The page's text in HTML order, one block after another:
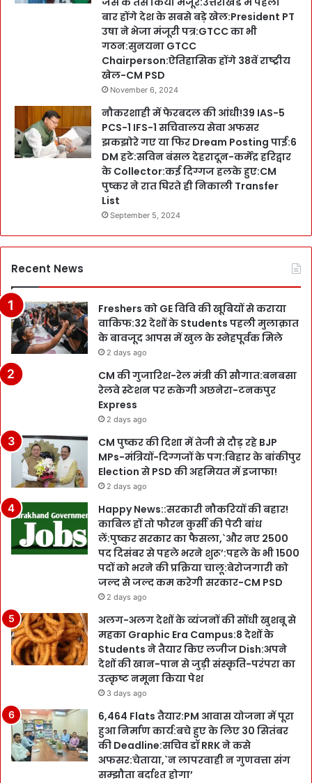
बार होंगे देश के सबसे बड़े खेल:President PT
उषा ने भेजा मंजूरी पत्र:GTCC का भी
गठन:सुनयना GTCC
Chairperson:ऐतिहासिक होंगे 38वें राष्ट्रीय
खेल-CM PSD
November 6, 2024
नौकरशाही में फेरबदल की आंधी!39 IAS-5
PCS-1 IFS-1 सचिवालय सेवा अफसर
झकझोरे गए या फिर Dream Posting पाई:6
DM हटे:सविन बंसल देहरादून-कर्मेंद्र हरिद्वार
के Collector:कई दिग्गज हलके हुए:CM
पुष्कर ने रात घिरते ही निकाली Transfer
List
September 5, 2024
Recent News
Freshers को GE विवि की खूबियों से कराया
वाकिफ:32 देशों के Students पहली मुलाक़ात
के बावजूद आपस में खुल के स्नेहपूर्वक मिले
2 days ago
CM की गुजारिश-रेल मंत्री की सौगात:बनबसा
रेलवे स्टेशन पर रुकेगी अछनेरा-टनकपुर
Express
2 days ago
CM पुष्कर की दिशा में तेजी से दौड़ रहे BJP
MPs-मंत्रियों-दिग्गजों के पग:बिहार के बांकीपुर
Election से PSD की अहमियत में इजाफा!
2 days ago
Happy News::सरकारी नौकरियों की बहार!
काबिल हों तो फौरन कुर्सी की पेटी बांध
लें:पुष्कर सरकार का फैसला,`और नए 2500
पद दिसंबर से पहले भरने शुरू’:पहले के भी 1500
पदों को भरने की प्रक्रिया चालू:बेरोजगारी को
जल्द से जल्द कम करेगी सरकार-CM PSD
2 days ago
अलग-अलग देशों के व्यंजनों की सोंधी खुशबू से
महका Graphic Era Campus:8 देशों के
Students ने तैयार किए लजीज Dish:अपने
देशों की खान-पान से जुड़ी संस्कृति-परंपरा का
उत्कृष्ट नमूना किया पेश
3 days ago
6,464 Flats तैयार:PM आवास योजना में पूरा
हुआ निर्माण कार्य:बचे हुए के लिए 30 सितंबर
की Deadline:सचिव डॉ RRK ने कसे
अफसर:चेताया,`न लापरवाही न गुणवत्ता संग
सम्झौता बर्दाश्त होगा’